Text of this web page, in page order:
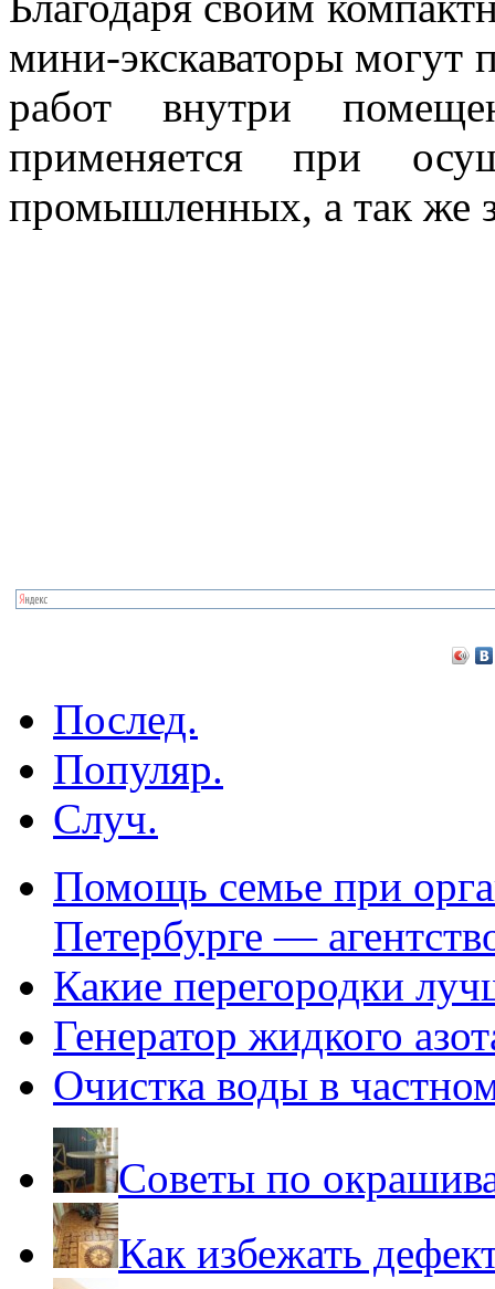
мини-экскаваторы могут
работ внутри
применяется при
промышленных, а так же
Послед.
Популяр.
Случ.
Помощь семье при
Петербурге —
Какие перегородки
Генератор жидкого
Очистка воды в
Советы по
Как избежать